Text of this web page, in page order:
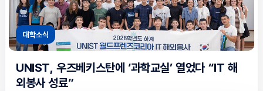
대학소식
UNIST, 우즈베키스탄에 ‘과학교실’ 열었다 “IT 해
외봉사 성료”